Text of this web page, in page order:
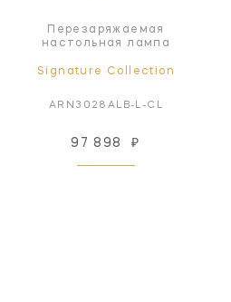
Перезаряжаемая
настольная лампа
Signature Collection
ARN3028ALB-L-CL
97 898 ₽